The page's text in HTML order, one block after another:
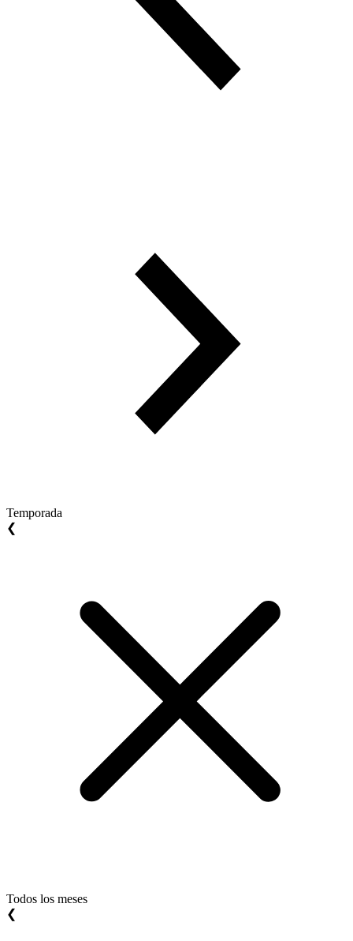
Temporada
❮
Todos los meses
❮